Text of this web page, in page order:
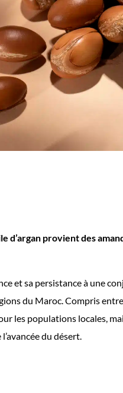
d’argan provient des
et sa persistance à une
du Maroc. Compris
les populations locales,
du désert.